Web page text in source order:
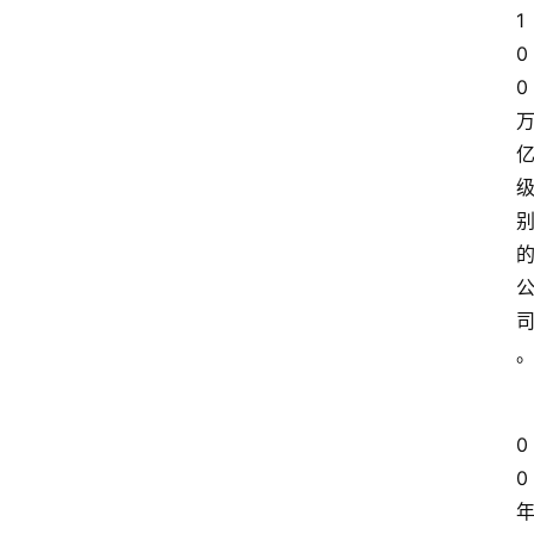
1
0
0
万
亿
级
别
的
公
司
。
0
0
年